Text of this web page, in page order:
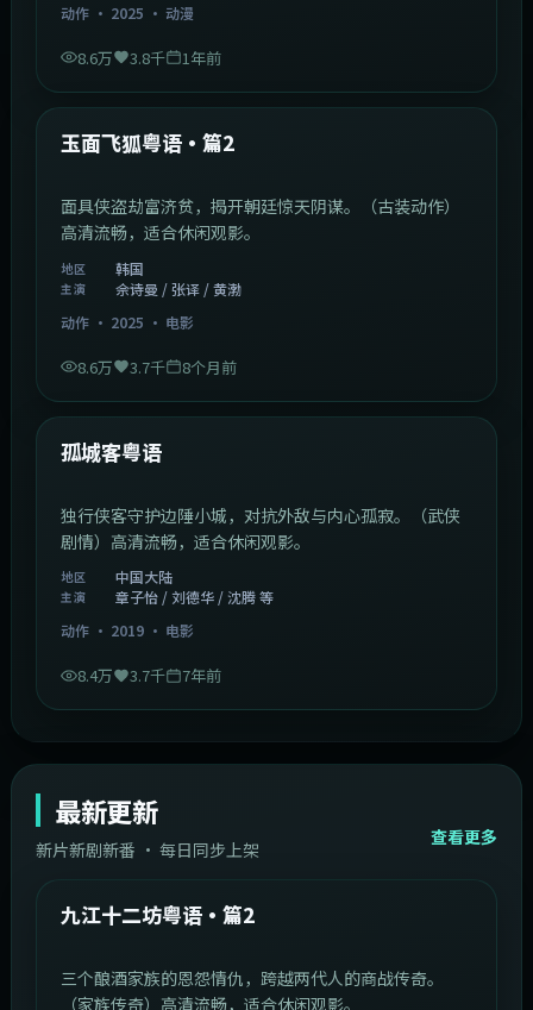
动作· 2025 · 动漫
8.6万 3.8千 1年前
热门
玉面飞狐粤语·篇2
面具侠盗劫富济贫，揭开朝廷惊天阴谋。（古装动作）
高清流畅，适合休闲观影。
地区 韩国
主演
佘诗曼 / 张译 / 黄渤
动作· 2025 · 电影
8.6万 3.7千 8个月前
热门
孤城客粤语
独行侠客守护边陲小城，对抗外敌与内心孤寂。（武侠
剧情）高清流畅，适合休闲观影。
地区 中国大陆
主演
章子怡 / 刘德华 / 沈腾 等
动作· 2019· 电影
8.4万 3.7千 7年前
最新更新
新片新剧新番 · 每日同步上架
查看更多
最新
中国大陆 1:20:26
九江十二坊粤语·篇2
三个酿酒家族的恩怨情仇，跨越两代人的商战传奇。
（家族传奇）高清流畅，适合休闲观影。